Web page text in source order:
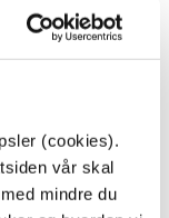
(cookies).
vår skal
mindre du
og
opp med
for finnene.
blir med